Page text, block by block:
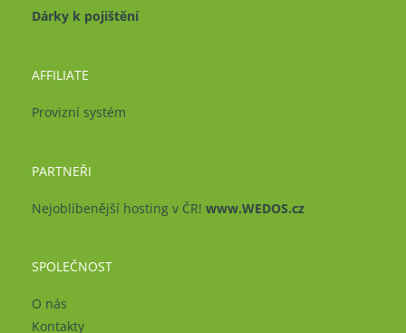
Dárky k pojištění
AFFILIATE
Provizní systém
PARTNEŘI
Nejoblíbenější hosting v ČR! www.WEDOS.cz
SPOLEČNOST
O nás
Kontakty